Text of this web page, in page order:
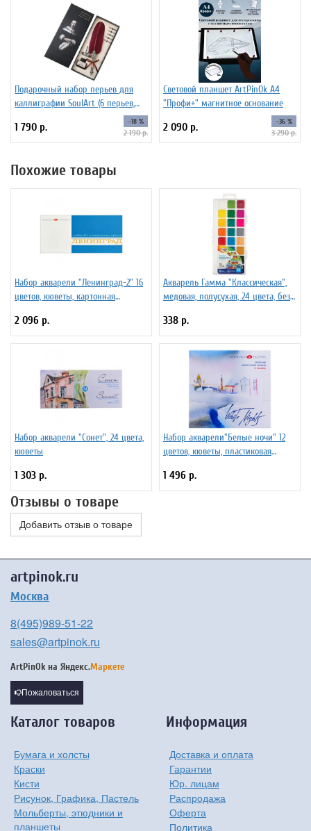
Подарочный набор перьев для
каллиграфии SoulArt (6 перьев,
1 790 р. -18 %
2 190 р.
Световой планшет ArtPinOk А4
"Профи+" магнитное основание
2 090 р. -36 %
3 290 р.
Похожие товары
Набор акварели "Ленинград-2" 16
цветов, кюветы, картонная
2 096 р.
Акварель Гамма "Классическая",
медовая, полусухая, 24 цвета, без
338 р.
Набор акварели "Сонет", 24 цвета,
кюветы
1 303 р.
Набор акварели"Белые ночи" 12
цветов, кюветы, пластиковая
1 496 р.
Отзывы о товаре
Добавить отзыв о товаре
artpinok.ru
Москва
8(495)989-51-22
sales@artpinok.ru
ArtPinOk на Яндекс.Маркете
Пожаловаться
Каталог товаров
Бумага и холсты
Краски
Кисти
Рисунок, Графика, Пастель
Мольберты, этюдники и
планшеты
Информация
Доставка и оплата
Гарантии
Юр. лицам
Распродажа
Оферта
Политика